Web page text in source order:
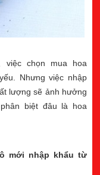
việc chọn mua hoa
Nhưng việc nhập
lượng sẽ ảnh hưởng
biệt đâu là hoa
mới nhập khẩu từ